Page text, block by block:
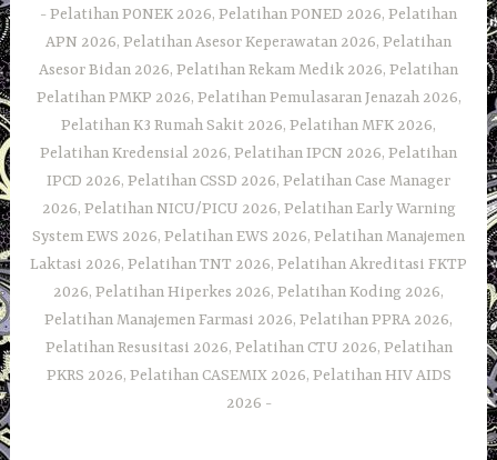
Pelatihan PONEK 2026, Pelatihan PONED 2026, Pelatihan
APN 2026, Pelatihan Asesor Keperawatan 2026, Pelatihan
Asesor Bidan 2026, Pelatihan Rekam Medik 2026, Pelatihan
Pelatihan PMKP 2026, Pelatihan Pemulasaran Jenazah 2026,
Pelatihan K3 Rumah Sakit 2026, Pelatihan MFK 2026,
Pelatihan Kredensial 2026, Pelatihan IPCN 2026, Pelatihan
IPCD 2026, Pelatihan CSSD 2026, Pelatihan Case Manager
2026, Pelatihan NICU/PICU 2026, Pelatihan Early Warning
System EWS 2026, Pelatihan EWS 2026, Pelatihan Manajemen
Laktasi 2026, Pelatihan TNT 2026, Pelatihan Akreditasi FKTP
2026, Pelatihan Hiperkes 2026, Pelatihan Koding 2026,
Pelatihan Manajemen Farmasi 2026, Pelatihan PPRA 2026,
Pelatihan Resusitasi 2026, Pelatihan CTU 2026, Pelatihan
PKRS 2026, Pelatihan CASEMIX 2026, Pelatihan HIV AIDS
2026